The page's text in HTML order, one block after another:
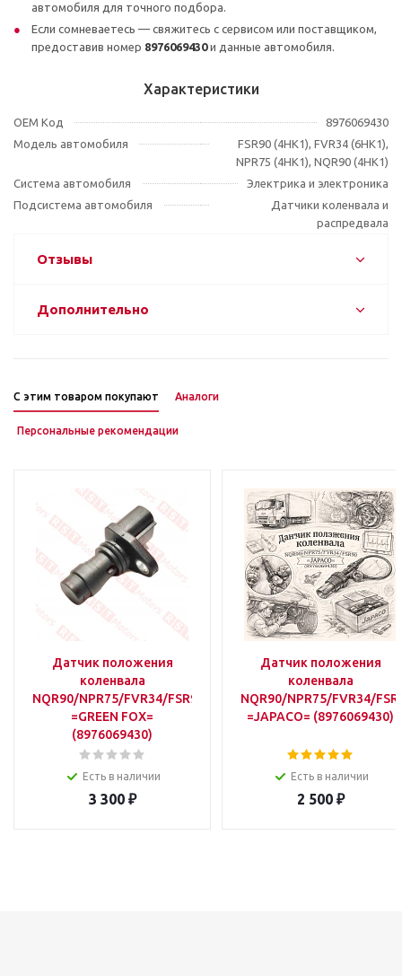
автомобиля для точного подбора.
Если сомневаетесь — свяжитесь с сервисом или поставщиком,
предоставив номер 8976069430и данные автомобиля.
Характеристики
OEM Код
8976069430
Модель автомобиля
FSR90 (4HK1), FVR34 (6HK1),
NPR75 (4HK1), NQR90 (4HK1)
Система автомобиля
Электрика и электроника
Подсистема автомобиля
Датчики коленвала и
распредвала
Отзывы
Дополнительно
С этим товаром покупают Аналоги
Персональные рекомендации
Датчик положения
коленвала
NQR90/NPR75/FVR34/FSR90
=GREEN FOX=
(8976069430)
Есть в наличии
3 300₽
Датчик положения
коленвала
NQR90/NPR75/FVR34/
=JAPACO= (8976069430)
Есть в наличии
2 500₽